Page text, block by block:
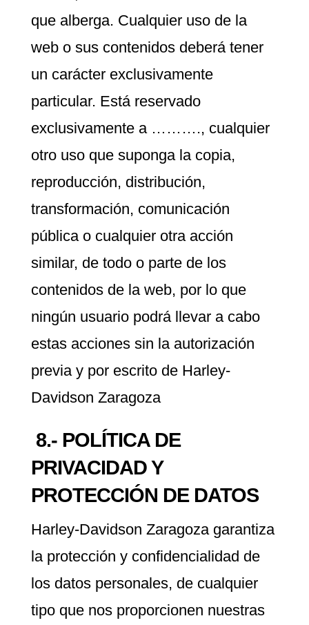
que alberga. Cualquier uso de la
web o sus contenidos deberá tener
un carácter exclusivamente
particular. Está reservado
exclusivamente a ………., cualquier
otro uso que suponga la copia,
reproducción, distribución,
transformación, comunicación
pública o cualquier otra acción
similar, de todo o parte de los
contenidos de la web, por lo que
ningún usuario podrá llevar a cabo
estas acciones sin la autorización
previa y por escrito de Harley-
Davidson Zaragoza
8.- POLÍTICA DE
PRIVACIDAD Y
PROTECCIÓN DE DATOS
Harley-Davidson Zaragoza garantiza
la protección y confidencialidad de
los datos personales, de cualquier
tipo que nos proporcionen nuestras